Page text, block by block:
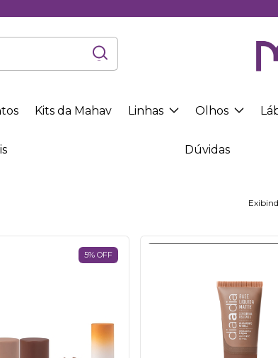
Kits da Mahav Linhas Olhos
Dúvidas
5%OFF